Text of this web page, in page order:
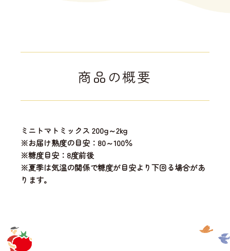
商品の概要
ミニトマトミックス 200g～2kg
※お届け熟度の目安：80～100％
※糖度目安：8度前後
※夏季は気温の関係で糖度が目安より下回る場合があ
ります。